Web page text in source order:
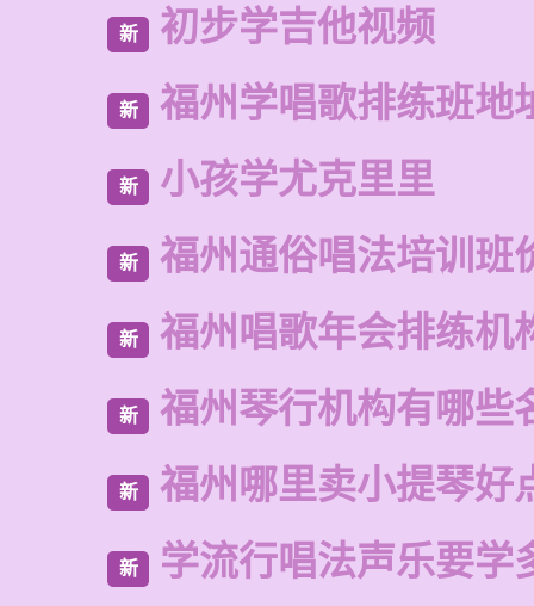
新 初步学吉他视频
新 福州学唱歌排练班地
新 小孩学尤克里里
新 福州通俗唱法培训班
新 福州唱歌年会排练机
新 福州琴行机构有哪些
新 福州哪里卖小提琴好
新 学流行唱法声乐要学